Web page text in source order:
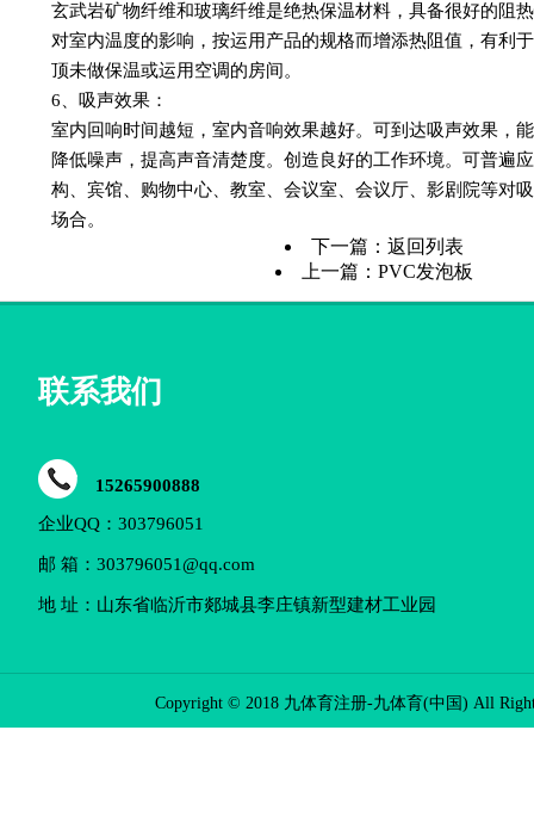
玄武岩矿物纤维和玻璃纤维是绝热保温材料，具备很好的阻
对室内温度的影响，按运用产品的规格而增添热阻值，有利
顶未做保温或运用空调的房间。
6、吸声效果：
室内回响时间越短，室内音响效果越好。可到达吸声效果，
降低噪声，提高声音清楚度。创造良好的工作环境。可普遍
构、宾馆、购物中心、教室、会议室、会议厅、影剧院等对
场合。
下一篇： 返回列表
上一篇： PVC发泡板
联系我们
15265900888
企业QQ：303796051
邮 箱：303796051@qq.com
地 址：山东省临沂市郯城县李庄镇新型建材工业园
Copyright © 2018 九体育注册-九体育(中国) All